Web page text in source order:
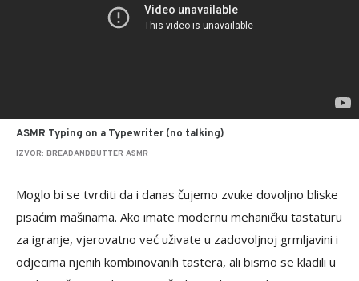
ASMR Typing on a Typewriter (no talking)
IZVOR: BREADANDBUTTER ASMR
Moglo bi se tvrditi da i danas čujemo zvuke dovoljno bliske
pisaćim mašinama. Ako imate modernu mehaničku tastaturu
za igranje, vjerovatno već uživate u zadovoljnoj grmljavini i
odjecima njenih kombinovanih tastera, ali bismo se kladili u